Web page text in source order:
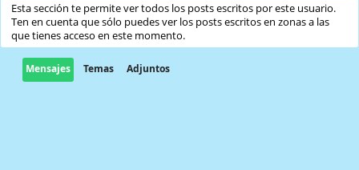
Esta sección te permite ver todos los posts escritos por este usuario.
Ten en cuenta que sólo puedes ver los posts escritos en zonas a las
que tienes acceso en este momento.
Mensajes Temas Adjuntos